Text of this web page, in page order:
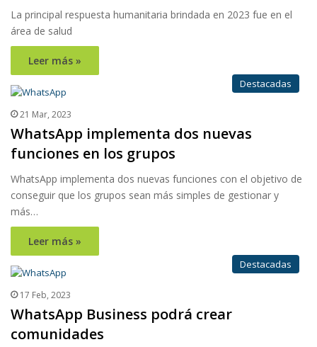
La principal respuesta humanitaria brindada en 2023 fue en el
área de salud
Leer más »
Destacadas
21 Mar, 2023
WhatsApp implementa dos nuevas
funciones en los grupos
WhatsApp implementa dos nuevas funciones con el objetivo de
conseguir que los grupos sean más simples de gestionar y
más…
Leer más »
Destacadas
17 Feb, 2023
WhatsApp Business podrá crear
comunidades